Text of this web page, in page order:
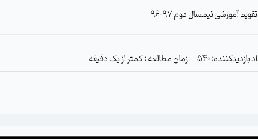
تقویم آموزشی نیمسال دوم 97–96
زمان مطالعه : کمتر از یک دقیقه